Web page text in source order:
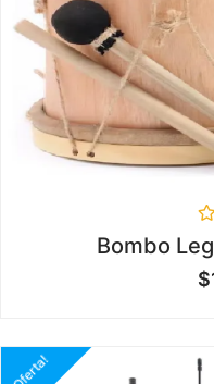
en
0
de
Bombo
$
¡Oferta!